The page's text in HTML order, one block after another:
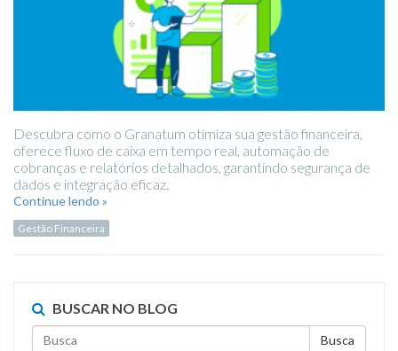
Descubra como o Granatum otimiza sua gestão financeira,
oferece fluxo de caixa em tempo real, automação de
cobranças e relatórios detalhados, garantindo segurança de
dados e integração eficaz.
Continue lendo »
Gestão Financeira
BUSCAR NO BLOG
Busca